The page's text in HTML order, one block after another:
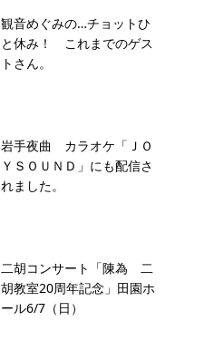
観音めぐみの…チョットひ
と休み！ これまでのゲス
トさん。
岩手夜曲 カラオケ「ＪＯ
ＹＳＯＵＮＤ」にも配信さ
れました。
二胡コンサート「陳為 二
胡教室20周年記念」田園ホ
ール6/7（日）